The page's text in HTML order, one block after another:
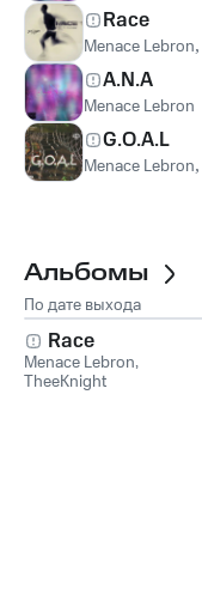
Race
Menace Lebron,
A.N.A
Menace Lebron
G.O.A.L
Menace Lebron,
Альбомы
По дате выхода
Race
Menace Lebron,
TheeKnight